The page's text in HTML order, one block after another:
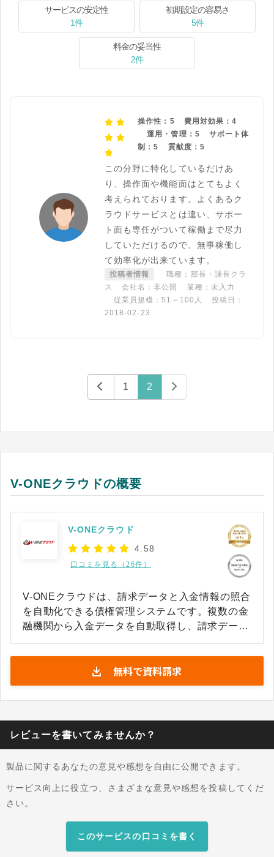
サービスの安定性
1件
初期設定の容易さ
5件
料金の妥当性
2件
操作性：5
費用対効果：4
運用・管理：5
サポート体
制：5
貢献度：5
この分野に特化しているだけあ
り、操作面や機能面はとてもよく
考えられております。よくあるク
ラウドサービスとは違い、サポー
ト面も専任がついて稼働まで尽力
していただけるので、無事稼働し
て効率化が出来ています。
投稿者情報
職種：部長・課長クラ
ス
会社名：非公開
業種：未入力
従業員規模：51～100人
投稿日：
2018-02-23
1 2
V-ONEクラウドの概要
V-ONEクラウド
4.58
口コミを見る（26件）
V-ONEクラウドは、請求データと入金情報の照合
を自動化できる債権管理システムです。複数の金
融機関から入金データを自動取得し、請求データ
当者が手作業で行ってきた照合業務の工数を大幅
に削減しやすくなっています。分割入金の組み合
わせを自動検出する機能も備えており、複雑な入
金パターンへの対応もシステム上で処理しやすい
自動生成でき、債権残高確認や督促業務にかかる
事務作業を効率化します。メール・チャット連携
デジタル化と標準化が期待できます。会計システ
ムや販売管理システムとのAPI連携も可能なた
め、既存の業務システムとのデータ連携を通じ
環境が整っています。 ※出典：アール＆エーシー
無料で資料請求
レビューを書いてみませんか？
製品に関するあなたの意見や感想を自由に公開できます。
サービス向上に役立つ、さまざまな意見や感想を投稿してくだ
さい。
このサービスの口コミを書く